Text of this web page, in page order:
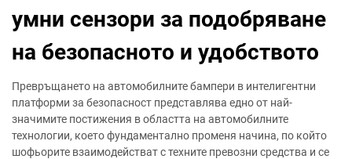
умни сензори за подобряване
на безопасното и удобството
Превръщането на автомобилните бампери в интелигентни
платформи за безопасност представлява едно от най-
значимите постижения в областта на автомобилните
технологии, което фундаментално променя начина, по който
шофьорите взаимодействат с техните превозни средства и се